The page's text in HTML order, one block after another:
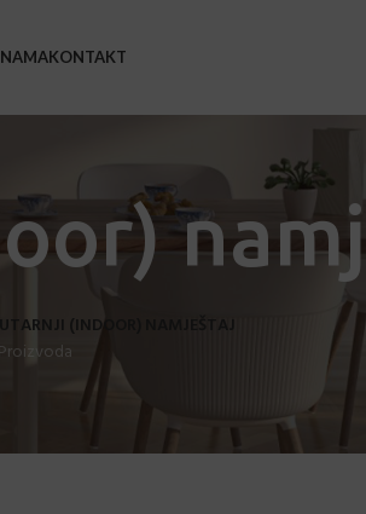
BAŠTENSKI
Barske stolice
Barski stolovi
Coffee stolići
Lounge set
Stolice sa
KONTAKT
(INDOOR) NAMJEŠTAJ